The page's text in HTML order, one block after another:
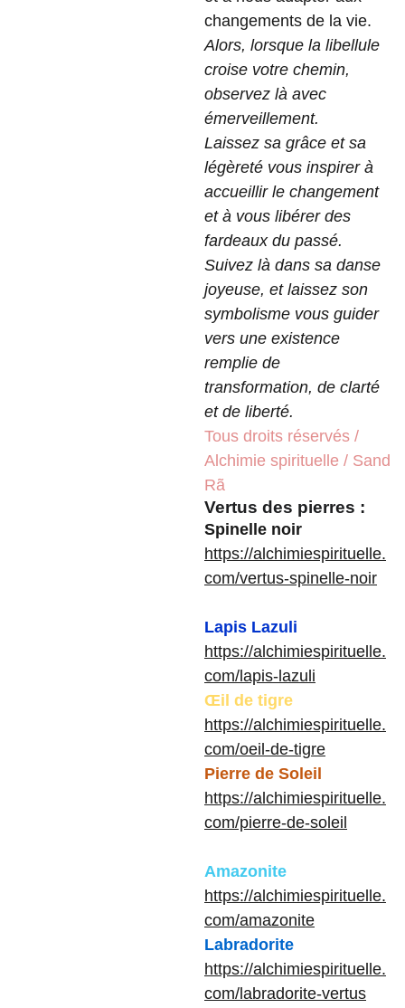
changements de la vie.
Alors, lorsque la libellule
croise votre chemin,
observez là avec
émerveillement.
Laissez sa grâce et sa
légèreté vous inspirer à
accueillir le changement
et à vous libérer des
fardeaux du passé.
Suivez là dans sa danse
joyeuse, et laissez son
symbolisme vous guider
vers une existence
remplie de
transformation, de clarté
et de liberté.
Tous droits réservés /
Alchimie spirituelle / Sand
Rã
Vertus des pierres :
Spinelle noir
https://alchimiespirituelle.
com/vertus-spinelle-noir
Lapis Lazuli
https://alchimiespirituelle.
com/lapis-lazuli
Œil de tigre
https://alchimiespirituelle.
com/oeil-de-tigre
Pierre de Soleil
https://alchimiespirituelle.
com/pierre-de-soleil
Amazonite
https://alchimiespirituelle.
com/amazonite
Labradorite
https://alchimiespirituelle.
com/labradorite-vertus